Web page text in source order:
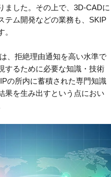
ました。その上で、3D-CADに
テム開発などの業務も、SKIP
、拒絶理由通知を高い水準で
するために必要な知識・技術
の所内に蓄積された専門知識
果を生み出すという点におい